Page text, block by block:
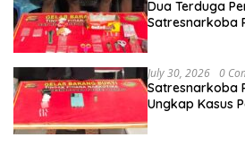
Dua Terduga
Satresnarkoba
July 30, 2026 0
Satresnarkoba
Ungkap Kasus